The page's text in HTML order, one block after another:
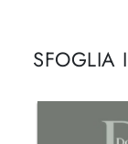
SFOGLIA